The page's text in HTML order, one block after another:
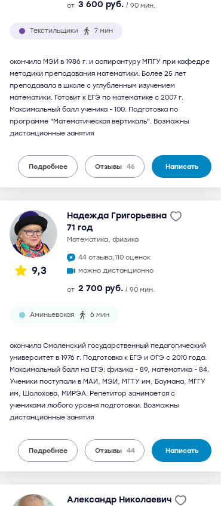
от 3 600 руб. / 90 мин.
Текстильщики 7 мин
окончила МЭИ в 1986 г. и аспирантуру МПГУ при кафедре
методики преподавания математики. Более 25 лет
преподавала в школе с углубленным изучением
математики. Готовит к ЕГЭ по математике с 2007 г.
Максимальный балл ученика - 100. Подготовка по
программе "Математическая вертикаль". Возможны
дистанционные занятия
Подробнее Отзывы 46 Написать
9,3
Надежда Григорьевна
71 год
математика, физика
44 отзыва,110 оценок
можно дистанционно
от 2 700 руб. / 90 мин.
Аминьевская 6 мин
окончила Смоленский государственный педагогический
университет в 1976 г. Подготовка к ЕГЭ и ОГЭ с 2010 года.
Максимальный балл на ЕГЭ: физика - 89, математика - 84.
Ученики поступали в МАИ, МЭИ, МГТУ им, Баумана, МГГУ
им, Шолохова, МИРЭА. Репетитор занимается с
учениками любого уровня подготовки. Возможны
дистанционные занятия
Подробнее Отзывы 44 Написать
Александр Николаевич